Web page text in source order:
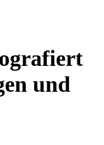
und